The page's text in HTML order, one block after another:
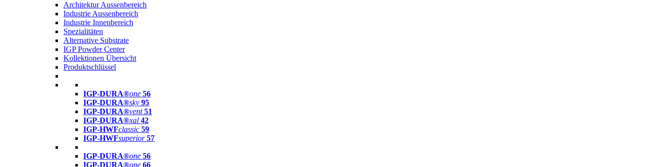
Architektur Aussenbereich
Industrie Aussenbereich
Industrie Innenbereich
Spezialitäten
Alternative Substrate
IGP Powder Center
Kollektionen Übersicht
Produktschlüssel
IGP-DURA®one 56
IGP-DURA®sky 95
IGP-DURA®vent 51
IGP-DURA®xal 42
IGP-HWFclassic 59
IGP-HWFsuperior 57
IGP-DURA®one 56
IGP-DURA®one 66